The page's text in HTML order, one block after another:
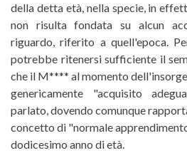
della detta età, nella specie, in
non risulta fondata su alcun
riguardo, riferito a quell'epoca.
potrebbe ritenersi sufficiente il
che il M**** al momento
genericamente "acquisito
parlato, dovendo comunque
concetto di "normale
dodicesimo anno di età.